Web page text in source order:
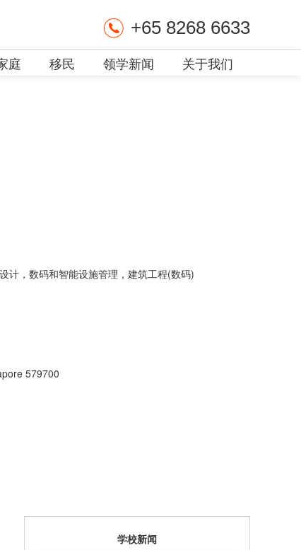
+65 8268 6633
庭 移民 领学新闻 关于我们
计，数码和智能设施管理，建筑工程(数码)
579700
学校新闻